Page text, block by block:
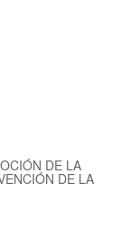
DE LA
DE LA